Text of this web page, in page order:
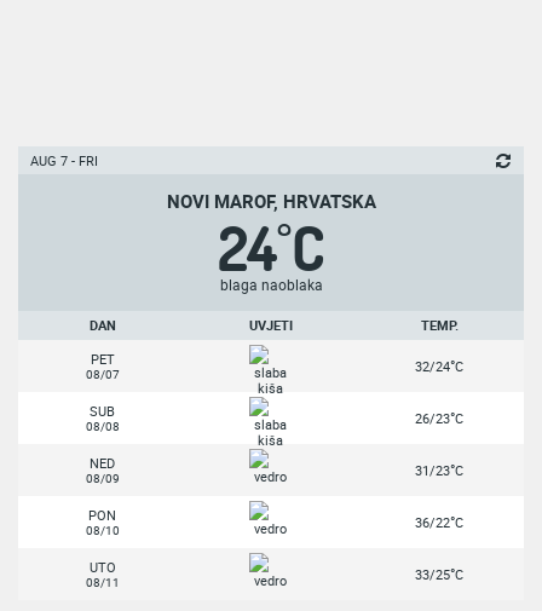
AUG 7 - FRI
NOVI MAROF, HRVATSKA
24°C
blaga naoblaka
DAN UVJETI
TEMP.
PET
08/07 32/24°C
SUB
08/08 26/23°C
NED
08/09 31/23°C
PON
08/10 36/22°C
UTO
08/11 33/25°C